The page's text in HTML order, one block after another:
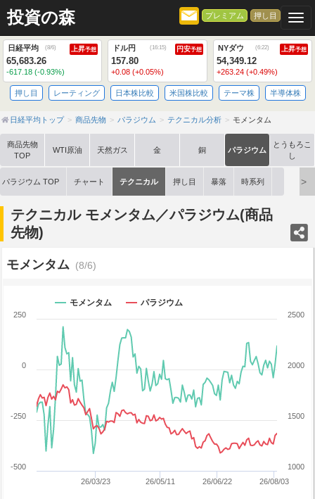
投資の森 プレミアム 押し目
日経平均 (8/6) 上昇予想
65,683.26
-617.18 (-0.93%)
ドル円 (16:15) 円安予想
157.80
+0.08 (+0.05%)
NYダウ (6:22) 上昇予想
54,349.12
+263.24 (+0.49%)
押し目 レーティング 日本株比較 米国株比較 テーマ株 半導体株
日経平均トップ 商品先物 パラジウム テクニカル分析 モメンタム
商品先物
TOP
WTI原油 天然ガス 金 銅 パラジウム
とうもろこ
し
パラジウム TOP チャート テクニカル 押し目 暴落 時系列
テクニカル モメンタム／パラジウム(商品
先物)
モメンタム (8/6)
26/08/03
26/03/23 26/05/11 26/06/22
0
-500
-250
250
1500
1000
2000
2500
モメンタム パラジウム